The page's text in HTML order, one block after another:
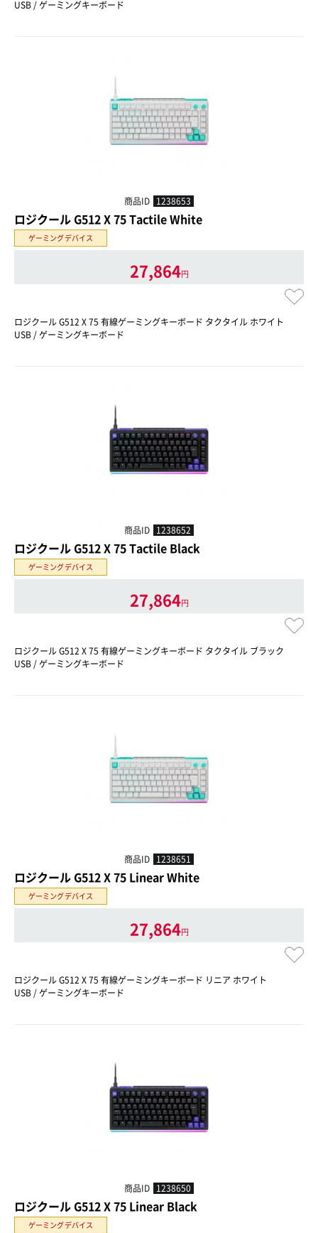
USB / ゲーミングキーボード
商品ID 1238653
ロジクール G512 X 75 Tactile White
ゲーミングデバイス
27,864円
ロジクール G512 X 75 有線ゲーミングキーボード タクタイル ホワイト
USB / ゲーミングキーボード
商品ID 1238652
ロジクール G512 X 75 Tactile Black
ゲーミングデバイス
27,864円
ロジクール G512 X 75 有線ゲーミングキーボード タクタイル ブラック
USB / ゲーミングキーボード
商品ID 1238651
ロジクール G512 X 75 Linear White
ゲーミングデバイス
27,864円
ロジクール G512 X 75 有線ゲーミングキーボード リニア ホワイト
USB / ゲーミングキーボード
商品ID 1238650
ロジクール G512 X 75 Linear Black
ゲーミングデバイス